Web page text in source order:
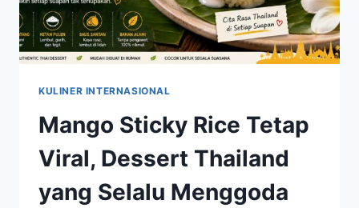
KULINER INTERNASIONAL
Mango Sticky Rice Tetap
Viral, Dessert Thailand
yang Selalu Menggoda